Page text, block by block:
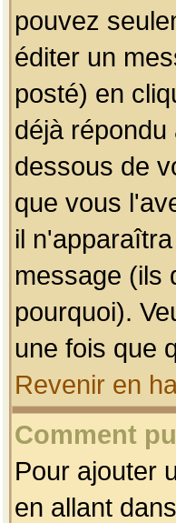
pouvez
éditer un
posté) en
déjà
dessous de
que vous
il
message (ils
pourquoi).
une fois que
Revenir en
Comment
Pour ajouter
en allant